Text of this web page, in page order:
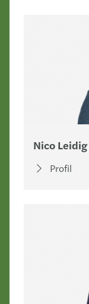
Nico Leidig
Profil